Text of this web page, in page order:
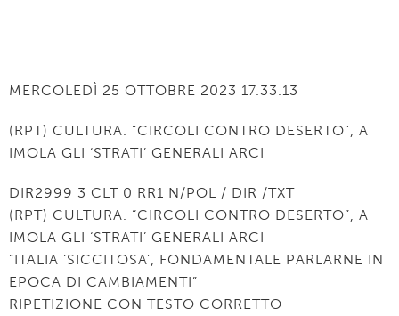
MERCOLEDÌ 25 OTTOBRE 2023 17.33.13
(RPT) CULTURA. “CIRCOLI CONTRO DESERTO”, A
IMOLA GLI ‘STRATI’ GENERALI ARCI
DIR2999 3 CLT 0 RR1 N/POL / DIR /TXT
(RPT) CULTURA. “CIRCOLI CONTRO DESERTO”, A
IMOLA GLI ‘STRATI’ GENERALI ARCI
“ITALIA ‘SICCITOSA’, FONDAMENTALE PARLARNE IN
EPOCA DI CAMBIAMENTI”
RIPETIZIONE CON TESTO CORRETTO